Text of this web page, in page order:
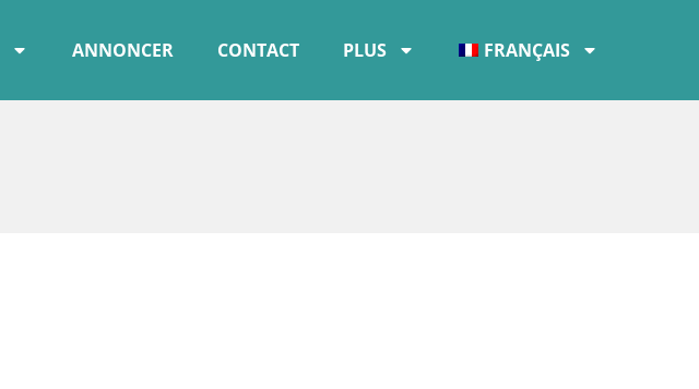
ANNONCER CONTACT PLUS FRANÇAIS